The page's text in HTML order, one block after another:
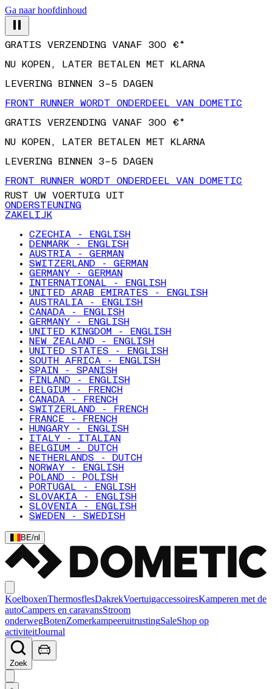
Ga naar hoofdinhoud
GRATIS VERZENDING VANAF 300 €*
NU KOPEN, LATER BETALEN MET KLARNA
LEVERING BINNEN 3–5 DAGEN
FRONT RUNNER WORDT ONDERDEEL VAN DOMETIC
GRATIS VERZENDING VANAF 300 €*
NU KOPEN, LATER BETALEN MET KLARNA
LEVERING BINNEN 3–5 DAGEN
FRONT RUNNER WORDT ONDERDEEL VAN DOMETIC
RUST UW VOERTUIG UIT
ONDERSTEUNING
ZAKELIJK
CZECHIA - ENGLISH
DENMARK - ENGLISH
AUSTRIA - GERMAN
SWITZERLAND - GERMAN
GERMANY - GERMAN
INTERNATIONAL - ENGLISH
UNITED ARAB EMIRATES - ENGLISH
AUSTRALIA - ENGLISH
CANADA - ENGLISH
GERMANY - ENGLISH
UNITED KINGDOM - ENGLISH
NEW ZEALAND - ENGLISH
UNITED STATES - ENGLISH
SOUTH AFRICA - ENGLISH
SPAIN - SPANISH
FINLAND - ENGLISH
BELGIUM - FRENCH
CANADA - FRENCH
SWITZERLAND - FRENCH
FRANCE - FRENCH
HUNGARY - ENGLISH
ITALY - ITALIAN
BELGIUM - DUTCH
NETHERLANDS - DUTCH
NORWAY - ENGLISH
POLAND - POLISH
PORTUGAL - ENGLISH
SLOVAKIA - ENGLISH
SLOVENIA - ENGLISH
SWEDEN - SWEDISH
BE/nl
KoelboxenThermosflesDakrekVoertuigaccessoiresKamperen met de
autoCampers en caravansStroom
onderwegBotenZomerkampeeruitrustingSaleShop op
activiteitJournal
Zoek